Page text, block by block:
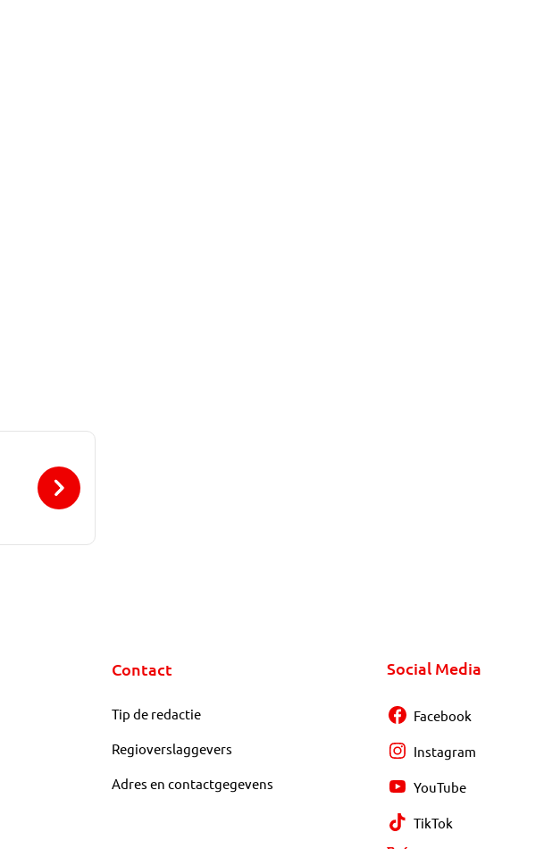
Contact
Tip de redactie
Regioverslaggevers
Adres en contactgegevens
Social Media
Facebook
Instagram
YouTube
TikTok